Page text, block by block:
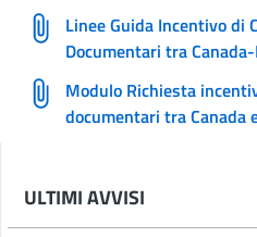
Linee Guida Incentivo di
Documentari tra
Modulo Richiesta
documentari tra Canada
ULTIMI AVVISI